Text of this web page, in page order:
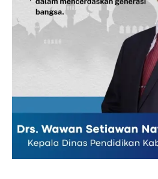
Kontak Kami
Redaksi